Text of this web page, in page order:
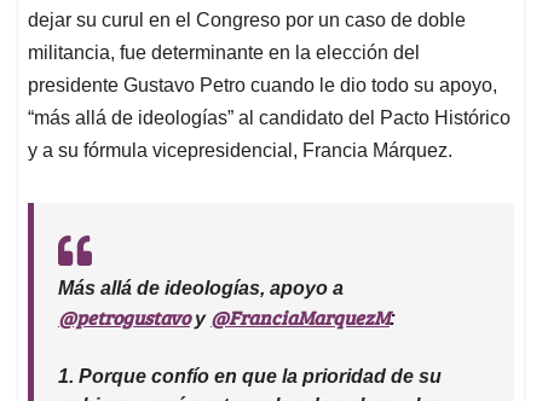
dejar su curul en el Congreso por un caso de doble
militancia, fue determinante en la elección del
presidente Gustavo Petro cuando le dio todo su apoyo,
“más allá de ideologías” al candidato del Pacto Histórico
y a su fórmula vicepresidencial, Francia Márquez.
Más allá de ideologías, apoyo a
@petrogustavoy @FranciaMarquezM:
1. Porque confío en que la prioridad de su